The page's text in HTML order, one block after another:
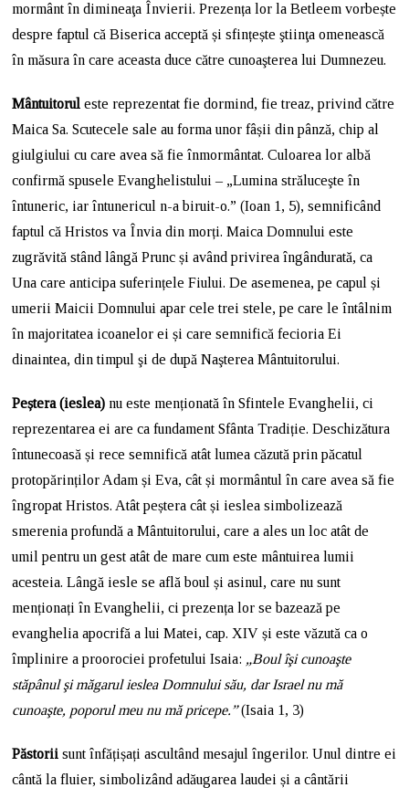
mormânt în dimineaţa Învierii. Prezența lor la Betleem vorbește
despre faptul că Biserica acceptă și sfințește ştiinţa omenească
în măsura în care aceasta duce către cunoaşterea lui Dumnezeu.
Mântuitoruleste reprezentat fie dormind, fie treaz, privind către
Maica Sa. Scutecele sale au forma unor fâșii din pânză, chip al
giulgiului cu care avea să fie înmormântat. Culoarea lor albă
confirmă spusele Evanghelistului – „Lumina străluceşte în
întuneric, iar întunericul n-a biruit-o.” (Ioan 1, 5), semnificând
faptul că Hristos va Învia din morți. Maica Domnului este
zugrăvită stând lângă Prunc și având privirea îngândurată, ca
Una care anticipa suferințele Fiului. De asemenea, pe capul și
umerii Maicii Domnului apar cele trei stele, pe care le întâlnim
în majoritatea icoanelor ei și care semnifică fecioria Ei
dinaintea, din timpul şi de după Naşterea Mântuitorului.
Peștera (ieslea) nu este menționată în Sfintele Evanghelii, ci
reprezentarea ei are ca fundament Sfânta Tradiție. Deschizătura
întunecoasă și rece semnifică atât lumea căzută prin păcatul
protopărinților Adam și Eva, cât și mormântul în care avea să fie
îngropat Hristos. Atât peștera cât și ieslea simbolizează
smerenia profundă a Mântuitorului, care a ales un loc atât de
umil pentru un gest atât de mare cum este mântuirea lumii
acesteia. Lângă iesle se află boul și asinul, care nu sunt
menționați în Evanghelii, ci prezența lor se bazează pe
evanghelia apocrifă a lui Matei, cap. XIV și este văzută ca o
împlinire a proorociei profetului Isaia: „Boul îşi cunoaşte
stăpânul şi măgarul ieslea Domnului său, dar Israel nu mă
cunoaşte, poporul meu nu mă pricepe.”(Isaia 1, 3)
Păstoriisunt înfățișați ascultând mesajul îngerilor. Unul dintre ei
cântă la fluier, simbolizând adăugarea laudei și a cântării